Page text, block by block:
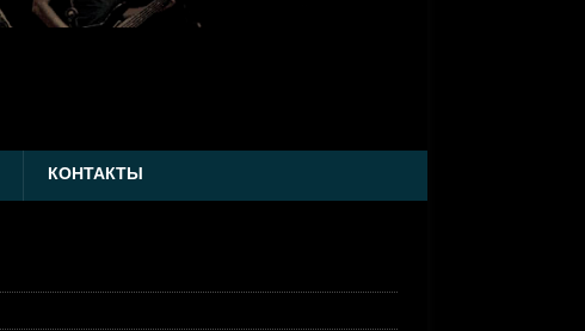
КОНТАКТЫ